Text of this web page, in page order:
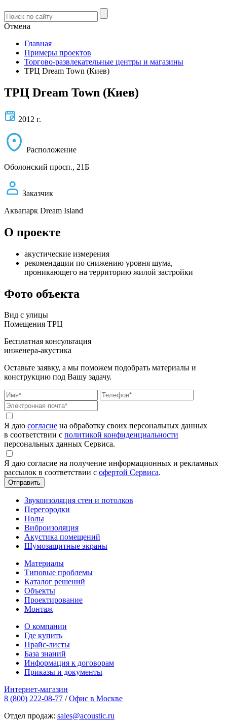
Отмена
Главная
Примеры проектов
Торгово-развлекательные центры и магазины
ТРЦ Dream Town (Киев)
ТРЦ Dream Town (Киев)
2012 г.
Расположение
Оболонский просп., 21Б
Заказчик
Аквапарк Dream Island
О проекте
акустические измерения
рекомендации по снижению уровня шума,
проникающего на территорию жилой застройки
Фото объекта
Вид с улицы
Помещения ТРЦ
Бесплатная консультация
инженера-акустика
Оставьте заявку, а мы поможем подобрать материалы и
конструкцию под Вашу задачу.
Я даю согласие на обработку своих персональных данных
в соответствии с политикой конфиденциальности
персональных данных Сервиса.
Я даю согласие на получение информационных и рекламных
рассылок в соответствии с офертой Сервиса.
Звукоизоляция стен и потолков
Перегородки
Полы
Виброизоляция
Акустика помещений
Шумозащитные экраны
Материалы
Типовые проблемы
Каталог решений
Объекты
Проектирование
Монтаж
О компании
Где купить
Прайс-листы
База знаний
Информация к договорам
Приказы и документы
Интернет-магазин
8 (800) 222-08-77 / Офис в Москве
Отдел продаж: sales@acoustic.ru